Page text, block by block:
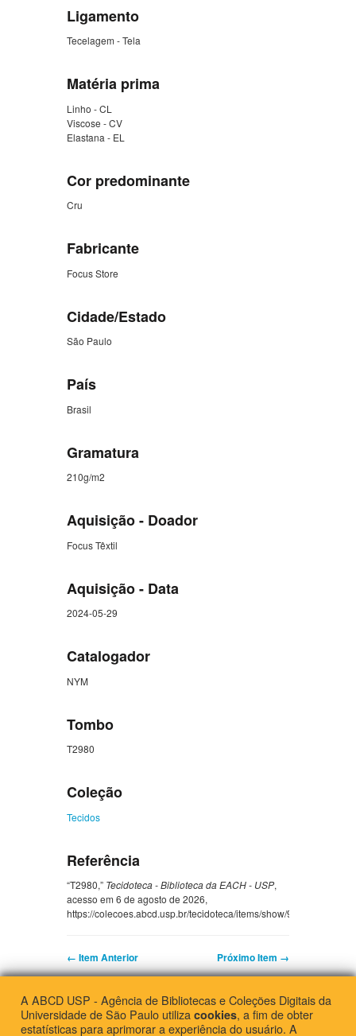
Ligamento
Tecelagem - Tela
Matéria prima
Linho - CL
Viscose - CV
Elastana - EL
Cor predominante
Cru
Fabricante
Focus Store
Cidade/Estado
São Paulo
País
Brasil
Gramatura
210g/m2
Aquisição - Doador
Focus Têxtil
Aquisição - Data
2024-05-29
Catalogador
NYM
Tombo
T2980
Coleção
Tecidos
Referência
“T2980,” Tecidoteca - Biblioteca da EACH - USP,
acesso em 6 de agosto de 2026,
https://colecoes.abcd.usp.br/tecidoteca/items/show/9897
← Item Anterior Próximo Item →
Escola de Artes, Ciências e Humanidades da Universidade de São Paulo
A ABCD USP - Agência de Bibliotecas e Coleções Digitais da
Universidade de São Paulo utilizacookies, a fim de obter
estatísticas para aprimorar a experiência do usuário. A